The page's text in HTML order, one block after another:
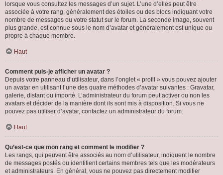
lorsque vous consultez les messages d’un sujet. L’une d’elles peut être
associée à votre rang, généralement des étoiles ou des blocs indiquant votre
nombre de messages ou votre statut sur le forum. La seconde image, souvent
plus grande, est connue sous le nom d’avatar et généralement est unique ou
propre à chaque membre.
Haut
Comment puis-je afficher un avatar ?
Depuis votre panneau d’utilisateur, dans l’onglet « profil » vous pouvez ajouter
un avatar en utilisant l’une des quatre méthodes d’avatar suivantes : Gravatar,
galerie, distant ou importé. L’administrateur du forum peut activer ou non les
avatars et décider de la manière dont ils sont mis à disposition. Si vous ne
pouvez pas utiliser d’avatar, contactez un administrateur du forum.
Haut
Qu’est-ce que mon rang et comment le modifier ?
Les rangs, qui peuvent être associés au nom d’utilisateur, indiquent le nombre
de messages postés ou identifient certains membres tels que les modérateurs
et administrateurs. En général, vous ne pouvez pas directement modifier